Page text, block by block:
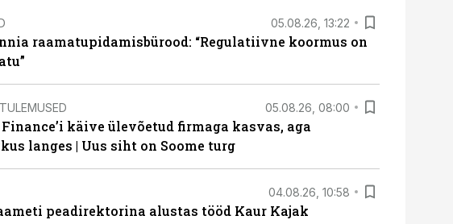
05.08.26, 13:22
raamatupidamisbürood: “Regulatiivne koormus on
05.08.26, 08:00
käive ülevõetud firmaga kasvas, aga
langes | Uus siht on Soome turg
04.08.26, 10:58
peadirektorina alustas tööd Kaur Kajak